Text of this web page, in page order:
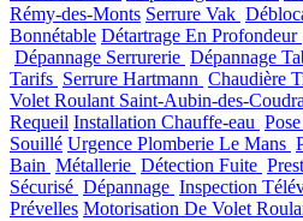
Rémy-des-Monts Serrure Vak
Bonnétable Détartrage En Profondeur
Dépannage Serrurerie Dépannage
Tarifs Serrure Hartmann Chaudière
Volet Roulant Saint-Aubin-des-
Requeil Installation Chauffe-eau
Souillé Urgence Plomberie Le Mans
Bain Métallerie Détection Fuite
Sécurisé Dépannage Inspection
Prévelles Motorisation De Volet